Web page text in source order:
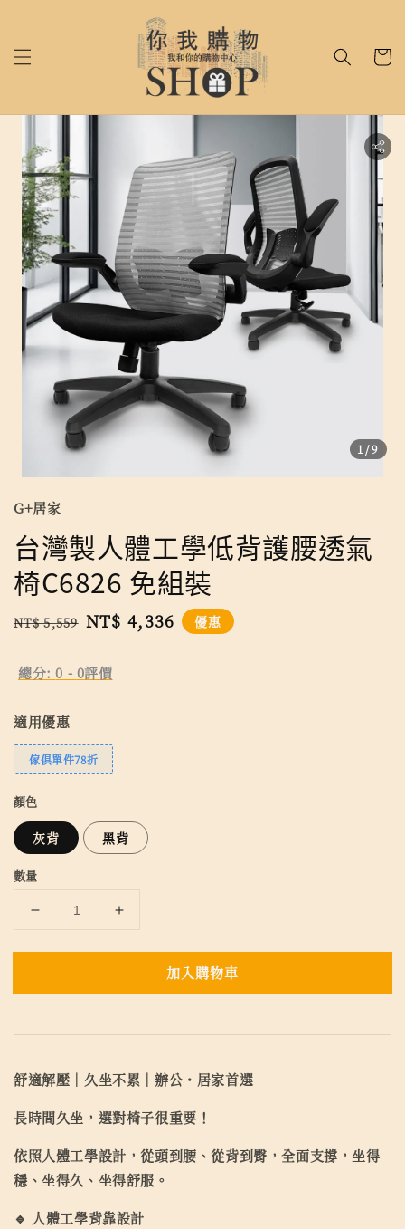
1 /9
G+居家
台灣製人體工學低背護腰透氣
椅C6826 免組裝
Regular
NT$ 5,559 Sale
NT$ 4,336 優惠
總分:0 - 0評價
適用優惠
傢俱單件78折
顏色
灰背 黑背
數量
加入購物車
舒適解壓｜久坐不累｜辦公・居家首選
長時間久坐，選對椅子很重要！
依照人體工學設計，從頭到腰、從背到臀，全面支撐，坐得
穩、坐得久、坐得舒服。
🔹 人體工學背靠設計